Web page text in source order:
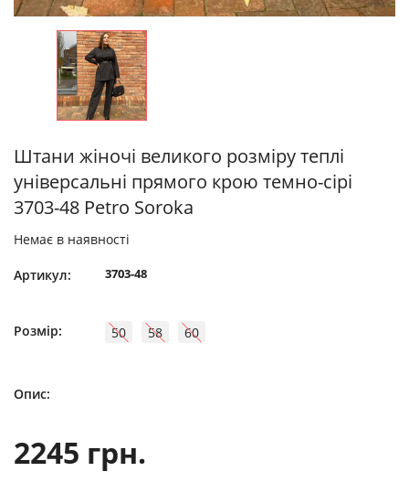
Штани жіночі великого розміру теплі
універсальні прямого крою темно-сірі
3703-48 Petro Soroka
Немає в наявності
Артикул: 3703-48
Розмір: 50 58 60
Опис:
2245 грн.